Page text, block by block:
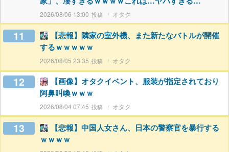
2026/08/06 13:00 オタク
11
【悲報】隣家の室外機、また新たなバトルが開催
するｗｗｗｗｗ
2026/08/05 23:35 オタク
12
【画像】オタクイベント、服装が指定されており
阿鼻叫喚ｗｗｗ
2026/08/04 07:45 オタク
13
【悲報】中国人女さん、日本の警察官を暴行する
ｗｗｗｗ